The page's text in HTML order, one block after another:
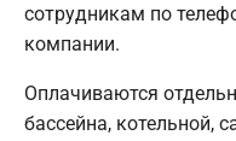
сотрудникам по
компании.
Оплачиваются
бассейна, котельной,